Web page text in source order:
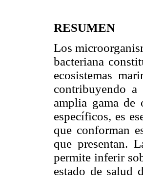
RESUMEN
Los
bacteriana
ecosistemas
contribuyendo a
amplia gama de
específicos, es
que conforman
que presentan.
permite inferir
estado de salud